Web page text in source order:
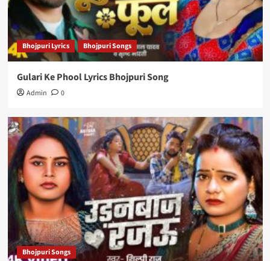
Bhojpuri Lyrics Bhojpuri Songs
Gulari Ke Phool Lyrics Bhojpuri Song
Admin 0
Bhojpuri Songs